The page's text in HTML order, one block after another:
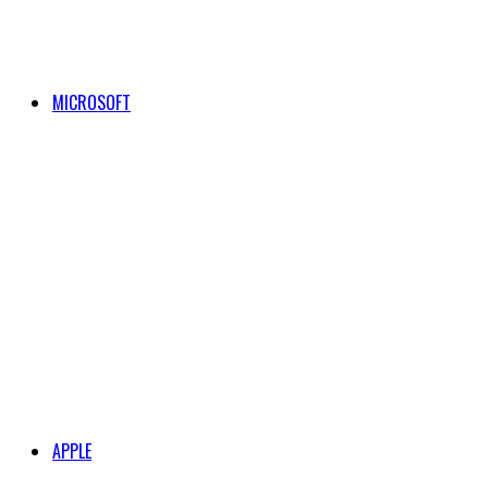
MICROSOFT
APPLE